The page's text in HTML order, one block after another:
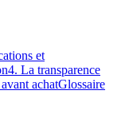
et
4. La transparence
achatGlossaire